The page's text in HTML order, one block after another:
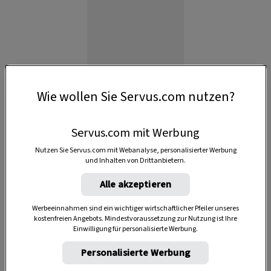
Anzeige
Wie wollen Sie Servus.com nutzen?
Servus.com mit Werbung
Nutzen Sie Servus.com mit Webanalyse, personalisierter Werbung
und Inhalten von Drittanbietern.
Alle akzeptieren
Werbeeinnahmen sind ein wichtiger wirtschaftlicher Pfeiler unseres
kostenfreien Angebots. Mindestvoraussetzung zur Nutzung ist Ihre
Einwilligung für personalisierte Werbung.
Personalisierte Werbung